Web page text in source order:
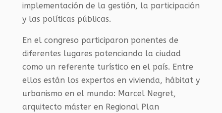
implementación de la gestión, la participación
y las políticas públicas.
En el congreso participaron ponentes de
diferentes lugares potenciando la ciudad
como un referente turístico en el país. Entre
ellos están los expertos en vivienda, hábitat y
urbanismo en el mundo: Marcel Negret,
arquitecto máster en Regional Plan